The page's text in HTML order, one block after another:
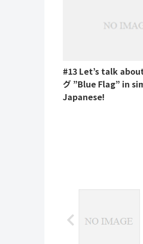
#13 Let’s talk
グ ”Blue Flag” in
Japanese!